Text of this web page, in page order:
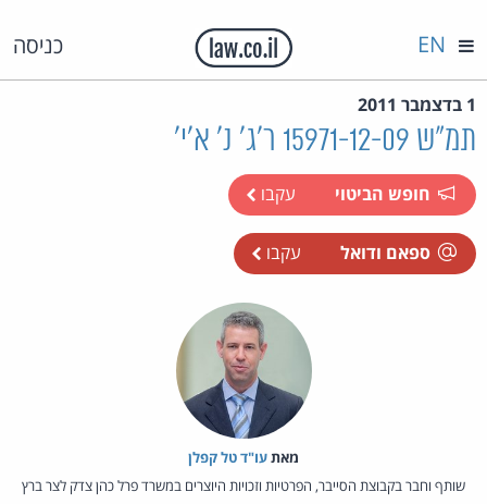
כניסה EN
1 בדצמבר 2011
תמ"ש 15971-12-09 ר'ג' נ' א'י'
חופש הביטוי עקבו
ספאם ודואל עקבו
מאת‏עו"ד טל קפלן
שותף וחבר בקבוצת הסייבר, הפרטיות וזכויות היוצרים במשרד פרל כהן צדק לצר ברץ